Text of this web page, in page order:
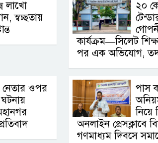
লাখো
স্বচ্ছতায়
২০
কার্যক্রম—সিলেট
পর এক অভিযোগ,
নেতার ওপর
পাস
নিয়ে
অনলাইন প্রেসক্লাবে
গণমাধ্যম দিবসে